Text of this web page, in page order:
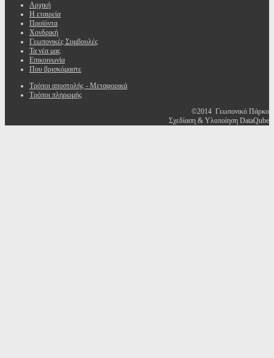
Αρχική
Η εταιρεία
Προϊόντα
Χονδρική
Γεωπονικές Συμβουλές
Τα νέα μας
Επικοινωνία
Που βρισκόμαστε
Τρόποι αποστολής - Μεταφορικά
Τρόποι πληρωμής
©2014 Γεωπονικό Πάρκο
Σχεδίαση & Υλοποίηση DataQube